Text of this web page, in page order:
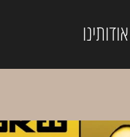
אודותינו